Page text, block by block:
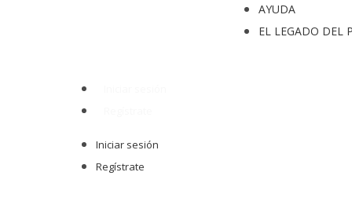
AYUDA
EL LEGADO DEL
Iniciar sesión
Regístrate